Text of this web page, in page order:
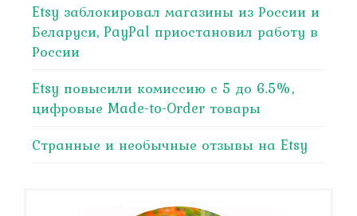
Etsy заблокировал магазины из России и
Беларуси, PayPal приостановил работу в
России
Etsy повысили комиссию с 5 до 6.5%,
цифровые Made-to-Order товары
Странные и необычные отзывы на Etsy